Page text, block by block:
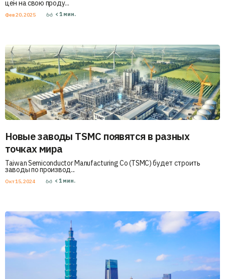
цен на свою проду...
Фев 20, 2025 < 1 мин.
Новые заводы TSMC появятся в разных
точках мира
Taiwan Semiconductor Manufacturing Co (TSMC) будет строить
заводы по производ...
Окт 15, 2024 < 1 мин.